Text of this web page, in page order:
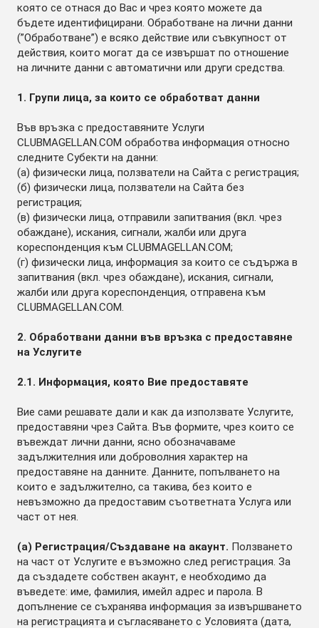
която се отнася до Вас и чрез която можете да
бъдете идентифицирани. Обработване на лични данни
(”Обработване”) е всяко действие или съвкупност от
действия, които могат да се извършат по отношение
на личните данни с автоматични или други средства.
1. Групи лица, за които се обработват данни
Във връзка с предоставяните Услуги
CLUBMAGELLAN.COM обработва информация относно
следните Субекти на данни:
(а) физически лица, ползватели на Сайта с регистрация;
(б) физически лица, ползватели на Сайта без
регистрация;
(в) физически лица, отправили запитвания (вкл. чрез
обаждане), искания, сигнали, жалби или друга
кореспонденция към CLUBMAGELLAN.COM;
(г) физически лица, информация за които се съдържа в
запитвания (вкл. чрез обаждане), искания, сигнали,
жалби или друга кореспонденция, отправена към
CLUBMAGELLAN.COM.
2. Обработвани данни във връзка с предоставяне
на Услугите
2.1. Информация, която Вие предоставяте
Вие сами решавате дали и как да използвате Услугите,
предоставяни чрез Сайта. Във формите, чрез които се
въвеждат лични данни, ясно обозначаваме
задължителния или доброволния характер на
предоставяне на данните. Данните, попълването на
които е задължително, са такива, без които е
невъзможно да предоставим съответната Услуга или
част от нея.
(а) Регистрация/Създаване на акаунт. Ползването
на част от Услугите е възможно след регистрация. За
да създадете собствен акаунт, е необходимо да
въведете: име, фамилия, имейл адрес и парола. В
допълнение се съхранява информация за извършването
на регистрацията и съгласяването с Условията (дата,